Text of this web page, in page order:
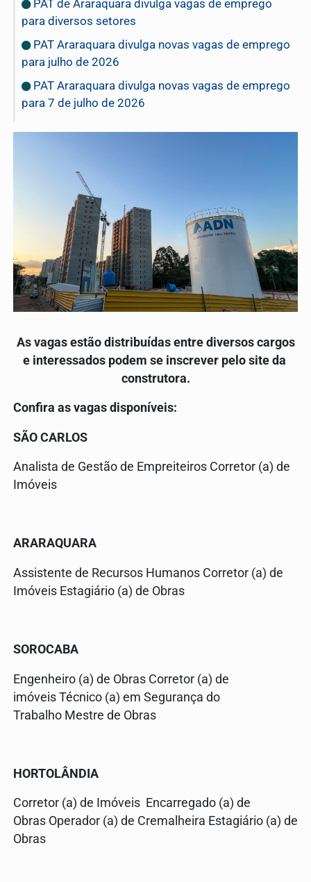
PAT de Araraquara divulga vagas de emprego
para diversos setores
PAT Araraquara divulga novas vagas de emprego
para julho de 2026
PAT Araraquara divulga novas vagas de emprego
para 7 de julho de 2026
As vagas estão distribuídas entre diversos cargos
e interessados podem se inscrever pelo site da
construtora.
Confira as vagas disponíveis:
SÃO CARLOS
Analista de Gestão de Empreiteiros Corretor (a) de
Imóveis
ARARAQUARA
Assistente de Recursos Humanos Corretor (a) de
Imóveis Estagiário (a) de Obras
SOROCABA
Engenheiro (a) de Obras Corretor (a) de
imóveis Técnico (a) em Segurança do
Trabalho Mestre de Obras
HORTOLÂNDIA
Corretor (a) de Imóveis Encarregado (a) de
Obras Operador (a) de Cremalheira Estagiário (a) de
Obras